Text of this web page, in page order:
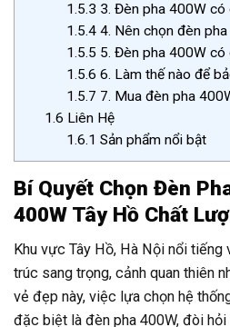
1.5.3 3. Đèn pha 400W có
1.5.44. Nên chọn đèn
1.5.5 5. Đèn pha 400W có
1.5.6 6. Làm thế nào để
1.5.7 7. Mua đèn pha
1.6 Liên Hệ
1.6.1 Sản phẩm nổi bật
Bí Quyết Chọn Đèn
400W Tây Hồ Chất
Khu vực Tây Hồ, Hà Nội nổi
trúc sang trọng, cảnh quan thiên
vẻ đẹp này, việc lựa chọn hệ
đặc biệt là đèn pha 400W, đòi